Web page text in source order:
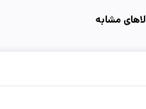
مشابه